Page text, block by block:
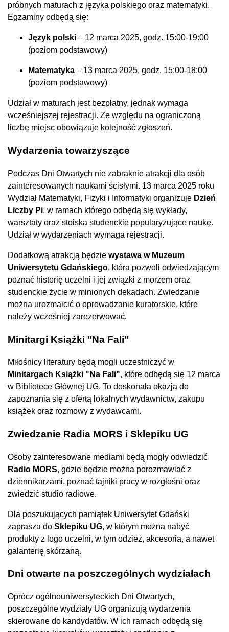
próbnych maturach z języka polskiego oraz matematyki.
Egzaminy odbędą się:
Język polski – 12 marca 2025, godz. 15:00-19:00
(poziom podstawowy)
Matematyka – 13 marca 2025, godz. 15:00-18:00
(poziom podstawowy)
Udział w maturach jest bezpłatny, jednak wymaga
wcześniejszej rejestracji. Ze względu na ograniczoną
liczbę miejsc obowiązuje kolejność zgłoszeń.
Wydarzenia towarzyszące
Podczas Dni Otwartych nie zabraknie atrakcji dla osób
zainteresowanych naukami ścisłymi. 13 marca 2025 roku
Wydział Matematyki, Fizyki i Informatyki organizuje Dzień
Liczby Pi, w ramach którego odbędą się wykłady,
warsztaty oraz stoiska studenckie popularyzujące naukę.
Udział w wydarzeniach wymaga rejestracji.
Dodatkową atrakcją będzie wystawa w Muzeum
Uniwersytetu Gdańskiego, która pozwoli odwiedzającym
poznać historię uczelni i jej związki z morzem oraz
studenckie życie w minionych dekadach. Zwiedzanie
można urozmaicić o oprowadzanie kuratorskie, które
należy wcześniej zarezerwować.
Minitargi Książki "Na Fali"
Miłośnicy literatury będą mogli uczestniczyć w
Minitargach Książki "Na Fali", które odbędą się 12 marca
w Bibliotece Głównej UG. To doskonała okazja do
zapoznania się z ofertą lokalnych wydawnictw, zakupu
książek oraz rozmowy z wydawcami.
Zwiedzanie Radia MORS i Sklepiku UG
Osoby zainteresowane mediami będą mogły odwiedzić
Radio MORS, gdzie będzie można porozmawiać z
dziennikarzami, poznać tajniki pracy w rozgłośni oraz
zwiedzić studio radiowe.
Dla poszukujących pamiątek Uniwersytet Gdański
zaprasza do Sklepiku UG, w którym można nabyć
produkty z logo uczelni, w tym odzież, akcesoria, a nawet
galanterię skórzaną.
Dni otwarte na poszczególnych wydziałach
Oprócz ogólnouniwersyteckich Dni Otwartych,
poszczególne wydziały UG organizują wydarzenia
skierowane do kandydatów. W ich ramach odbędą się